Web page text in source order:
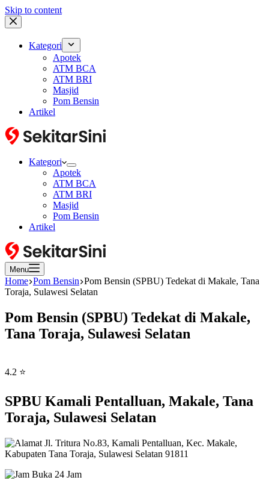
Skip to content
Kategori
Apotek
ATM BCA
ATM BRI
Masjid
Pom Bensin
Artikel
Kategori
Apotek
ATM BCA
ATM BRI
Masjid
Pom Bensin
Artikel
Menu
Home Pom Bensin Pom Bensin (SPBU) Tedekat di Makale, Tana
Toraja, Sulawesi Selatan
Pom Bensin (SPBU) Tedekat di Makale,
Tana Toraja, Sulawesi Selatan
4.2 ⭐
SPBU Kamali Pentalluan, Makale, Tana
Toraja, Sulawesi Selatan
Jl. Tritura No.83, Kamali Pentalluan, Kec. Makale,
Kabupaten Tana Toraja, Sulawesi Selatan 91811
Buka 24 Jam